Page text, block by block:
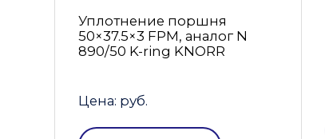
Уплотнение поршня
50×37.5×3 FРM, аналог N
890/50 K-ring KNORR
Цена: руб.